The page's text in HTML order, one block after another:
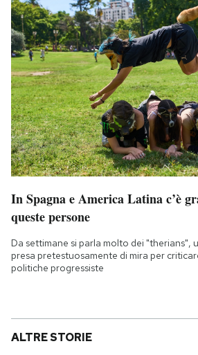
In Spagna e America Latina c’è
queste persone
Da settimane si parla molto dei "therians",
presa pretestuosamente di mira per
politiche progressiste
ALTRE STORIE